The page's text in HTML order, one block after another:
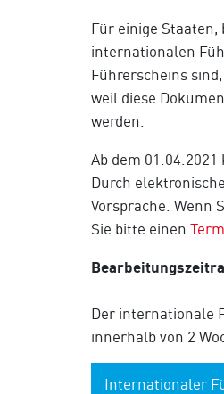
Für einige Staaten,
internationalen
Führerscheins
weil diese
werden.
Ab dem
Durch
Vorsprache. Wenn
Sie bitte einen
Der internationale
innerhalb von 2
Internationaler